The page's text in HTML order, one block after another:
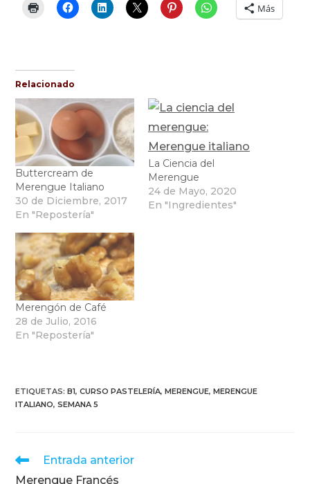
Más
Relacionado
Buttercream de
Merengue Italiano
30 de Diciembre, 2017
En "Repostería"
La Ciencia del
Merengue
24 de Mayo, 2020
En "Ingredientes"
Merengón de Café
28 de Julio, 2016
En "Repostería"
ETIQUETAS:B1, CURSO PASTELERÍA, MERENGUE, MERENGUE
ITALIANO, SEMANA 5
Leer
Entrada anterior
Merengue Francés